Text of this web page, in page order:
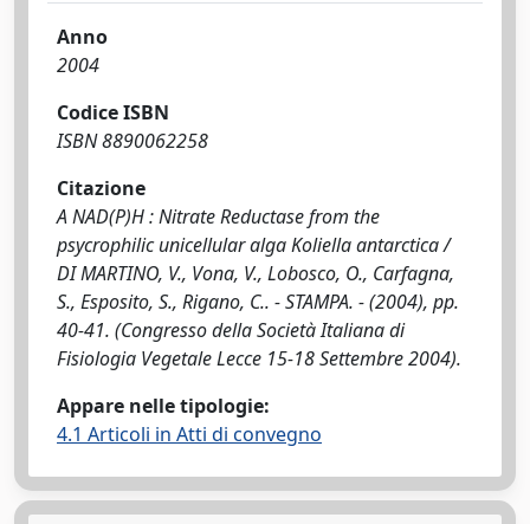
Anno
2004
Codice ISBN
ISBN 8890062258
Citazione
A NAD(P)H : Nitrate Reductase from the
psycrophilic unicellular alga Koliella antarctica /
DI MARTINO, V., Vona, V., Lobosco, O., Carfagna,
S., Esposito, S., Rigano, C.. - STAMPA. - (2004), pp.
40-41. (Congresso della Società Italiana di
Fisiologia Vegetale Lecce 15-18 Settembre 2004).
Appare nelle tipologie:
4.1 Articoli in Atti di convegno